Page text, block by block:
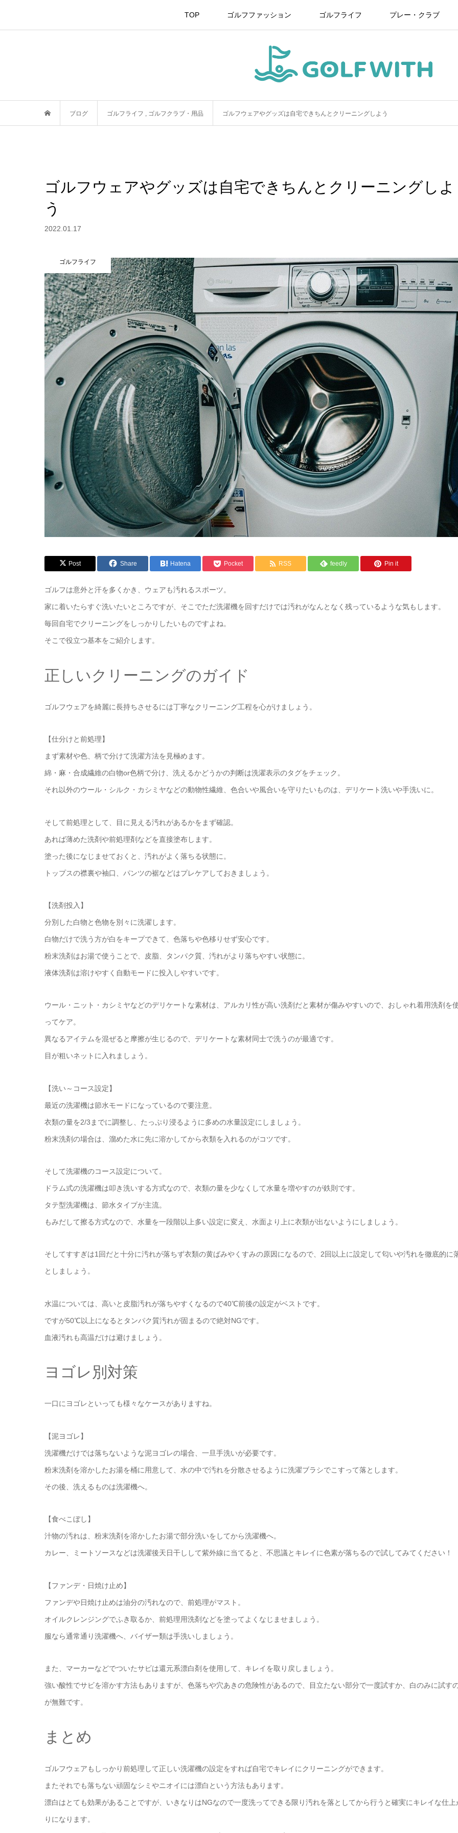
TOP ゴルフファッション ゴルフライフ プレー・クラブ
ブログ ゴルフライフ ゴルフクラブ・用品 ゴルフウェアやグッズは自宅できちんとクリーニングしよう
ゴルフウェアやグッズは自宅できちんとクリーニングしよ
う
2022.01.17
ゴルフライフ
Post Share Hatena Pocket RSS feedly Pin it
ゴルフは意外と汗を多くかき、ウェアも汚れるスポーツ。
家に着いたらすぐ洗いたいところですが、そこでただ洗濯機を回すだけでは汚れがなんとなく残っているような気もします。
毎回自宅でクリーニングをしっかりしたいものですよね。
そこで役立つ基本をご紹介します。
正しいクリーニングのガイド
ゴルフウェアを綺麗に長持ちさせるには丁寧なクリーニング工程を心がけましょう。
【仕分けと前処理】
まず素材や色、柄で分けて洗濯方法を見極めます。
綿・麻・合成繊維の白物or色柄で分け、洗えるかどうかの判断は洗濯表示のタグをチェック。
それ以外のウール・シルク・カシミヤなどの動物性繊維、色合いや風合いを守りたいものは、デリケート洗いや手洗いに。
そして前処理として、目に見える汚れがあるかをまず確認。
あれば薄めた洗剤や前処理剤などを直接塗布します。
塗った後になじませておくと、汚れがよく落ちる状態に。
トップスの襟裏や袖口、パンツの裾などはプレケアしておきましょう。
【洗剤投入】
分別した白物と色物を別々に洗濯します。
白物だけで洗う方が白をキープできて、色落ちや色移りせず安心です。
粉末洗剤はお湯で使うことで、皮脂、タンパク質、汚れがより落ちやすい状態に。
液体洗剤は溶けやすく自動モードに投入しやすいです。
ウール・ニット・カシミヤなどのデリケートな素材は、アルカリ性が高い洗剤だと素材が傷みやすいので、おしゃれ着用洗剤を
ってケア。
異なるアイテムを混ぜると摩擦が生じるので、デリケートな素材同士で洗うのが最適です。
目が粗いネットに入れましょう。
【洗い～コース設定】
最近の洗濯機は節水モードになっているので要注意。
衣類の量を2/3までに調整し、たっぷり浸るように多めの水量設定にしましょう。
粉末洗剤の場合は、溜めた水に先に溶かしてから衣類を入れるのがコツです。
そして洗濯機のコース設定について。
ドラム式の洗濯機は叩き洗いする方式なので、衣類の量を少なくして水量を増やすのが鉄則です。
タテ型洗濯機は、節水タイプが主流。
もみだして擦る方式なので、水量を一段階以上多い設定に変え、水面より上に衣類が出ないようにしましょう。
そしてすすぎは1回だと十分に汚れが落ちず衣類の黄ばみやくすみの原因になるので、2回以上に設定して匂いや汚れを徹底的に
としましょう。
水温については、高いと皮脂汚れが落ちやすくなるので40℃前後の設定がベストです。
ですが50℃以上になるとタンパク質汚れが固まるので絶対NGです。
血液汚れも高温だけは避けましょう。
ヨゴレ別対策
一口にヨゴレといっても様々なケースがありますね。
【泥ヨゴレ】
洗濯機だけでは落ちないような泥ヨゴレの場合、一旦手洗いが必要です。
粉末洗剤を溶かしたお湯を桶に用意して、水の中で汚れを分散させるように洗濯ブラシでこすって落とします。
その後、洗えるものは洗濯機へ。
【食べこぼし】
汁物の汚れは、粉末洗剤を溶かしたお湯で部分洗いをしてから洗濯機へ。
カレー、ミートソースなどは洗濯後天日干しして紫外線に当てると、不思議とキレイに色素が落ちるので試してみてください！
【ファンデ・日焼け止め】
ファンデや日焼け止めは油分の汚れなので、前処理がマスト。
オイルクレンジングでふき取るか、前処理用洗剤などを塗ってよくなじませましょう。
服なら通常通り洗濯機へ、バイザー類は手洗いしましょう。
また、マーカーなどでついたサビは還元系漂白剤を使用して、キレイを取り戻しましょう。
強い酸性でサビを溶かす方法もありますが、色落ちや穴あきの危険性があるので、目立たない部分で一度試すか、白のみに試す
が無難です。
まとめ
ゴルフウェアもしっかり前処理して正しい洗濯機の設定をすれば自宅でキレイにクリーニングができます。
またそれでも落ちない頑固なシミやニオイには漂白という方法もあります。
漂白はとても効果があることですが、いきなりはNGなので一度洗ってできる限り汚れを落としてから行うと確実にキレイな仕上
りになります。